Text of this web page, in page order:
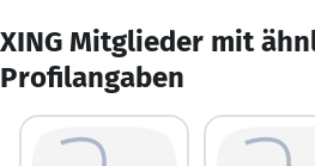
XING Mitglieder mit
Profilangaben